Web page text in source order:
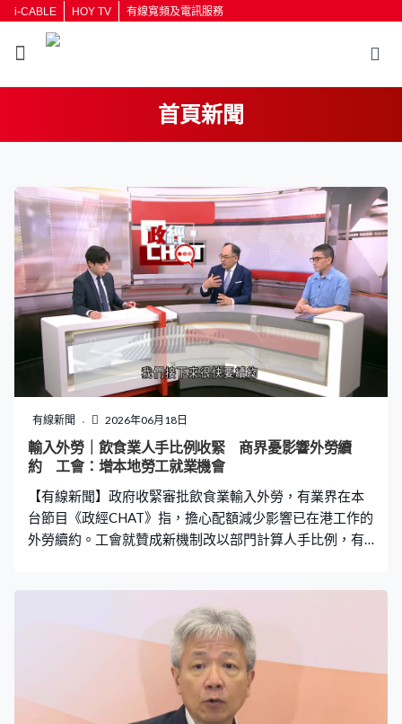
i-CABLE HOY TV 有線寬頻及電訊服務
首頁新聞
按輸入鍵開始搜尋
有線新聞 2026年06月18日
輸入外勞｜飲食業人手比例收緊 商界憂影響外勞續
約 工會：增本地勞工就業機會
【有線新聞】政府收緊審批飲食業輸入外勞，有業界在本
台節目《政經CHAT》指，擔心配額減少影響已在港工作的
外勞續約。工會就贊成新機制改以部門計算人手比例，有
分「出品部」和「樓面部」，工會歡迎改動，商界就有保
留。飲食業職工總會名譽會長郭宏興：「以部門來計算，
是我們工會提出的。因為如果不是用部門計算，有一間酒
樓亦受過檢控，他整個廳面部全部是外地勞工的，這是否
影響到本地勞工就業機會？」 稻苗飲食專業學會主席江志
恒：「以酒樓為計，他有一個櫃位售賣點心，究竟裡面的